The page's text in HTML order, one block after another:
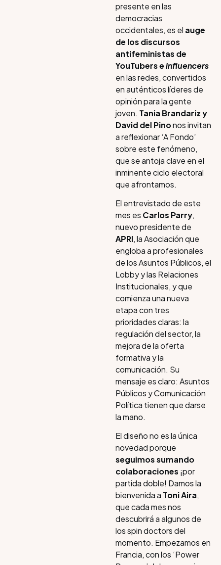
presente en las
democracias
occidentales, es el auge
de los discursos
antifeministas de
YouTubers einfluencers
en las redes, convertidos
en auténticos líderes de
opinión para la gente
joven. Tania Brandariz y
David del Pinonos invitan
a reflexionar ‘A Fondo’
sobre este fenómeno,
que se antoja clave en el
inminente ciclo electoral
que afrontamos.
El entrevistado de este
mes es Carlos Parry,
nuevo presidente de
APRI, la Asociación que
engloba a profesionales
de los Asuntos Públicos, el
Lobby y las Relaciones
Institucionales, y que
comienza una nueva
etapa con tres
prioridades claras: la
regulación del sector, la
mejora de la oferta
formativa y la
comunicación. Su
mensaje es claro: Asuntos
Públicos y Comunicación
Política tienen que darse
la mano.
El diseño no es la única
novedad porque
seguimos sumando
colaboraciones ¡por
partida doble! Damos la
bienvenida a Toni Aira,
que cada mes nos
descubrirá a algunos de
los spin doctors del
momento. Empezamos en
Francia, con los ‘Power